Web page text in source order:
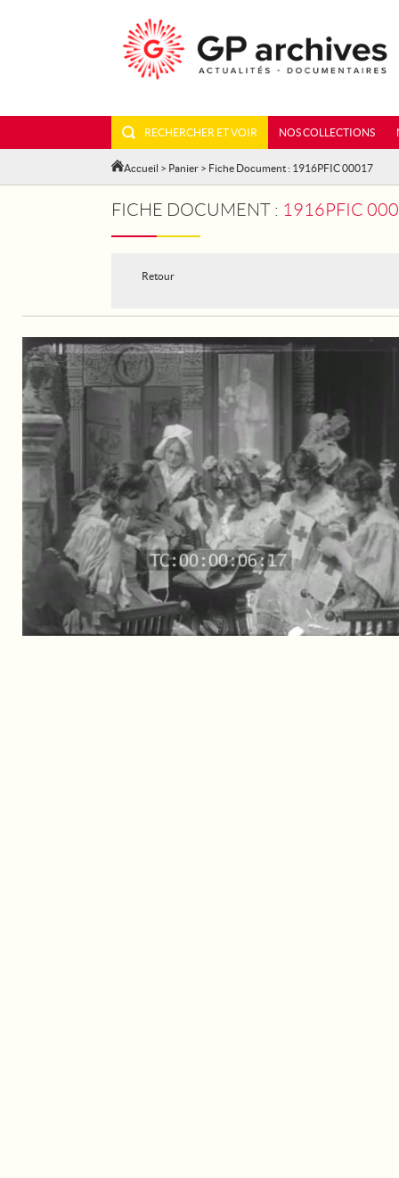
RECHERCHER ET VOIR NOS COLLECTIONS
Accueil > Panier > Fiche Document : 1916PFIC 00017
FICHE DOCUMENT : 1916PFIC
Retour